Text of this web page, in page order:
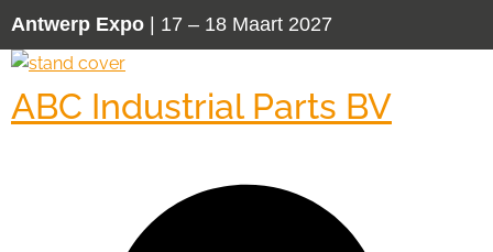
Antwerp Expo | 17 – 18 Maart 2027
ABC Industrial Parts BV